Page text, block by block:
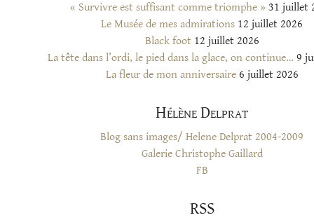
« Survivre est suffisant comme triomphe » 31 juillet
Le Musée de mes admirations 12 juillet 2026
Black foot 12 juillet 2026
La tête dans l’ordi, le pied dans la glace, on continue… 9
La fleur de mon anniversaire 6 juillet 2026
Hélène Delprat
Blog sans images/ Helene Delprat 2004-2009
Galerie Christophe Gaillard
FB
RSS